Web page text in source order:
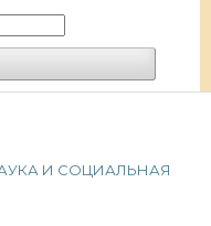
И СОЦИАЛЬНАЯ